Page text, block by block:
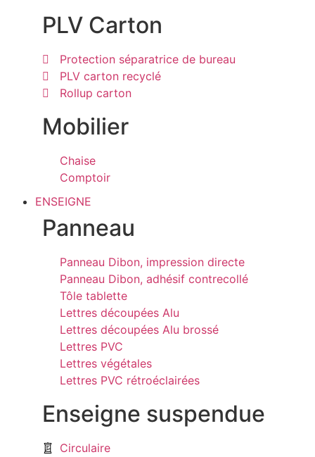
PLV Carton
Protection séparatrice de bureau
PLV carton recyclé
Rollup carton
Mobilier
Chaise
Comptoir
ENSEIGNE
Panneau
Panneau Dibon, impression directe
Panneau Dibon, adhésif contrecollé
Tôle tablette
Lettres découpées Alu
Lettres découpées Alu brossé
Lettres PVC
Lettres végétales
Lettres PVC rétroéclairées
Enseigne suspendue
Circulaire